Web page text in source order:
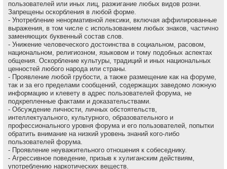
пользователей или иных лиц, разжигание любых видов розни.
Запрещены оскорбления в любой форме.
- Употребление ненормативной лексики, включая аффилированные
выражения, в том числе с использованием любых знаков, частично
заменяющих буквенный состав слов.
- Унижение человеческого достоинства в социальном, расовом,
национальном, религиозном, языковом и тому подобных аспектах
общения. Оскорбление культуры, традиций и иных национальных
ценностей любого народа или страны.
- Проявление любой грубости, а также размещение как на форуме,
так и за его пределами сообщений, содержащих заведомо ложнyю
инфоpмацию и клеветy в адрес пользователей форума, не
подкрепленные фактами и доказательствами.
- Обсуждение личности, личных обстоятельств,
интеллектуального, культурного, образовательного и
профессионального уровня форума и его пользователей, попытки
обратить внимание на низкий уровень знаний кого-либо
пользователей форума.
- Проявление неуважительного отношения к собеседнику.
- Агрессивное поведение, пpизыв к хулиганским действиям,
употреблению наркотических веществ.